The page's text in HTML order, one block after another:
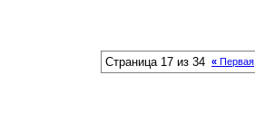
Страница 17 из 34 « Первая